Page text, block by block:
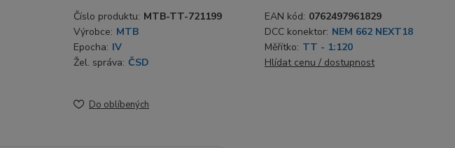
Číslo produktu: MTB-TT-721199 EAN kód: 0762497961829
Výrobce: MTB DCC konektor: NEM 662 NEXT18
Epocha: IV Měřítko: TT - 1:120
Žel. správa: ČSD Hlídat cenu / dostupnost
Do oblíbených